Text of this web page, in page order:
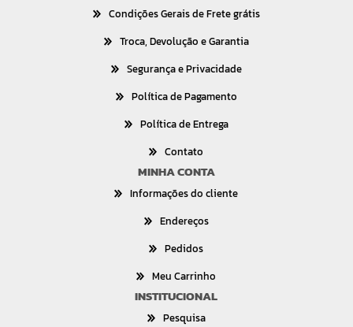
Condições Gerais de Frete grátis
Troca, Devolução e Garantia
Segurança e Privacidade
Política de Pagamento
Política de Entrega
Contato
MINHA CONTA
Informações do cliente
Endereços
Pedidos
Meu Carrinho
INSTITUCIONAL
Pesquisa